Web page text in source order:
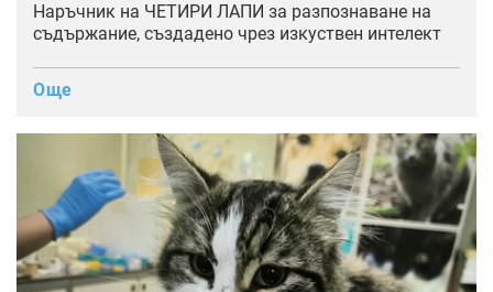
Наръчник на ЧЕТИРИ ЛАПИ за разпознаване на
съдържание, създадено чрез изкуствен интелект
Още